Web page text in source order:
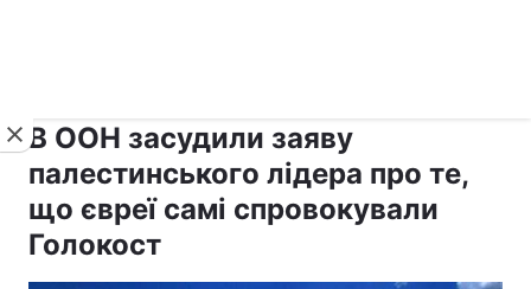
В ООН засудили заяву
палестинського лідера про те,
що євреї самі спровокували
Голокост